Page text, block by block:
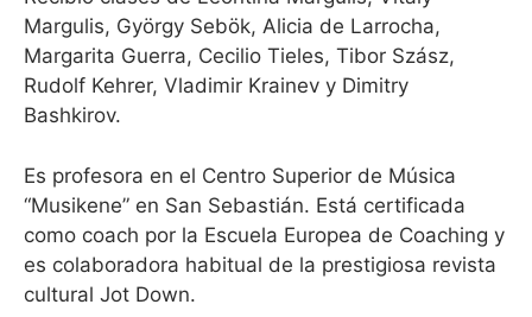
Margulis, György Sebök, Alicia de Larrocha,
Margarita Guerra, Cecilio Tieles, Tibor Szász,
Rudolf Kehrer, Vladimir Krainev y Dimitry
Bashkirov.
Es profesora en el Centro Superior de Música
“Musikene” en San Sebastián. Está certificada
como coach por la Escuela Europea de Coaching y
es colaboradora habitual de la prestigiosa revista
cultural Jot Down.